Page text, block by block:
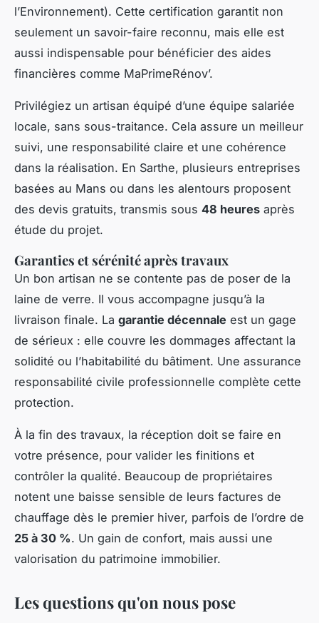
l’Environnement). Cette certification garantit non
seulement un savoir-faire reconnu, mais elle est
aussi indispensable pour bénéficier des aides
financières comme MaPrimeRénov’.
Privilégiez un artisan équipé d’une équipe salariée
locale, sans sous-traitance. Cela assure un meilleur
suivi, une responsabilité claire et une cohérence
dans la réalisation. En Sarthe, plusieurs entreprises
basées au Mans ou dans les alentours proposent
des devis gratuits, transmis sous 48 heures après
étude du projet.
Garanties et sérénité après travaux
Un bon artisan ne se contente pas de poser de la
laine de verre. Il vous accompagne jusqu’à la
livraison finale. La garantie décennale est un gage
de sérieux : elle couvre les dommages affectant la
solidité ou l’habitabilité du bâtiment. Une assurance
responsabilité civile professionnelle complète cette
protection.
À la fin des travaux, la réception doit se faire en
votre présence, pour valider les finitions et
contrôler la qualité. Beaucoup de propriétaires
notent une baisse sensible de leurs factures de
chauffage dès le premier hiver, parfois de l’ordre de
25 à 30 %. Un gain de confort, mais aussi une
valorisation du patrimoine immobilier.
Les questions qu'on nous pose